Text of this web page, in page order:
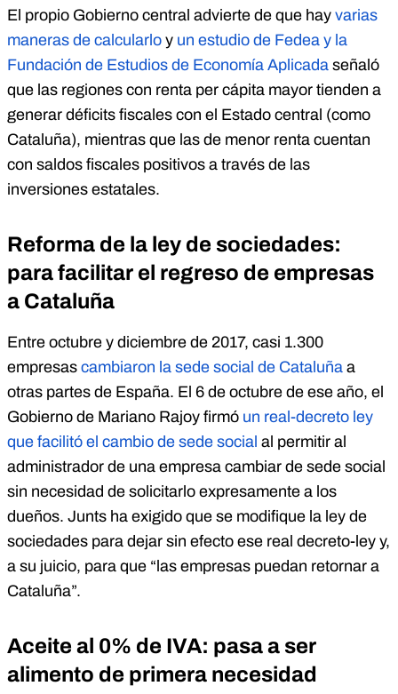
El propio Gobierno central advierte de que hay varias
maneras de calcularlo y un estudio de Fedea y la
Fundación de Estudios de Economía Aplicada señaló
que las regiones con renta per cápita mayor tienden a
generar déficits fiscales con el Estado central (como
Cataluña), mientras que las de menor renta cuentan
con saldos fiscales positivos a través de las
inversiones estatales.
Reforma de la ley de sociedades:
para facilitar el regreso de empresas
a Cataluña
Entre octubre y diciembre de 2017, casi 1.300
empresas cambiaron la sede social de Cataluña a
otras partes de España. El 6 de octubre de ese año, el
Gobierno de Mariano Rajoy firmó un real-decreto ley
que facilitó el cambio de sede social al permitir al
administrador de una empresa cambiar de sede social
sin necesidad de solicitarlo expresamente a los
dueños. Junts ha exigido que se modifique la ley de
sociedades para dejar sin efecto ese real decreto-ley y,
a su juicio, para que “las empresas puedan retornar a
Cataluña”.
Aceite al 0% de IVA: pasa a ser
alimento de primera necesidad